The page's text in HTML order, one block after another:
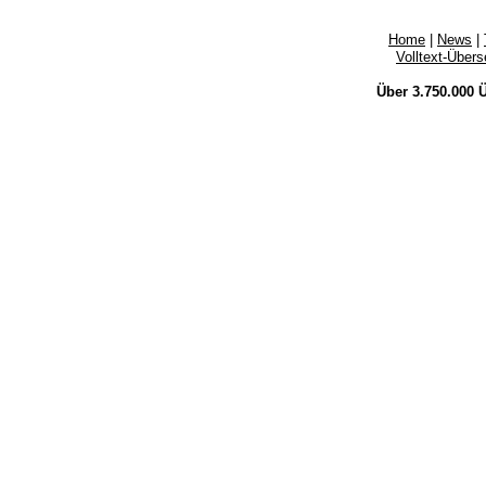
Home News
Volltext-
Über 3.750.000